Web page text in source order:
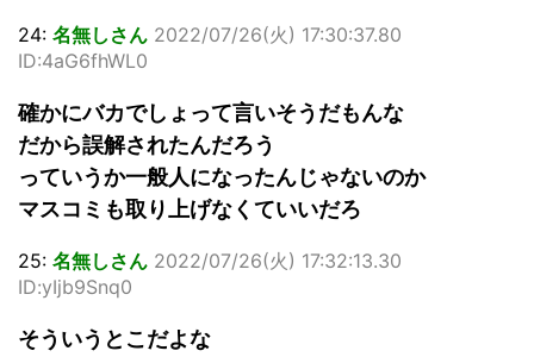
24: 名無しさん 2022/07/26(火) 17:30:37.80
ID:4aG6fhWL0
確かにバカでしょって言いそうだもんな
だから誤解されたんだろう
っていうか一般人になったんじゃないのか
マスコミも取り上げなくていいだろ
25: 名無しさん 2022/07/26(火) 17:32:13.30
ID:yIjb9Snq0
そういうとこだよな